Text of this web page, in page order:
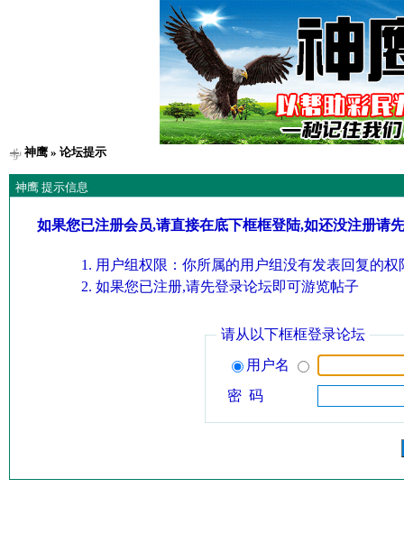
神鹰» 论坛提示
神鹰 提示信息
如果您已注册会员,请直接在底下框框登陆,如还没注册请
用户组权限：你所属的用户组没有发表回复的权
如果您已注册,请先登录论坛即可游览帖子
请从以下框框登录论坛
用户名
密 码